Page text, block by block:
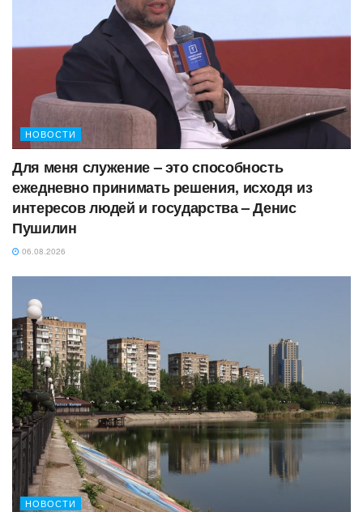
НОВОСТИ
Для меня служение – это способность
ежедневно принимать решения, исходя из
интересов людей и государства – Денис
Пушилин
06.08.2026
НОВОСТИ